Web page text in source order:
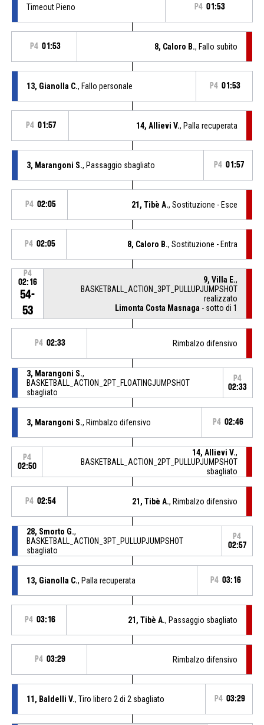
Timeout Pieno P4 01:53
P4 01:53 8, Caloro B., Fallo subito
13, Gianolla C., Fallo personale P4 01:53
P4 01:57 14, Allievi V., Palla recuperata
3, Marangoni S., Passaggio sbagliato P4 01:57
P4 02:05 21, Tibè A., Sostituzione - Esce
P4 02:05 8, Caloro B., Sostituzione - Entra
P4
02:16
54-
53
9, Villa E.,
BASKETBALL_ACTION_3PT_PULLUPJUMPSHOT
realizzato
Limonta Costa Masnaga - sotto di 1
P4 02:33 Rimbalzo difensivo
3, Marangoni S.,
BASKETBALL_ACTION_2PT_FLOATINGJUMPSHOT
sbagliato
P4
02:33
3, Marangoni S., Rimbalzo difensivo P4 02:46
P4
02:50
14, Allievi V.,
BASKETBALL_ACTION_2PT_PULLUPJUMPSHOT
sbagliato
P4 02:54 21, Tibè A., Rimbalzo difensivo
28, Smorto G.,
BASKETBALL_ACTION_3PT_PULLUPJUMPSHOT
sbagliato
P4
02:57
13, Gianolla C., Palla recuperata P4 03:16
P4 03:16 21, Tibè A., Passaggio sbagliato
P4 03:29 Rimbalzo difensivo
11, Baldelli V., Tiro libero 2 di 2 sbagliato P4 03:29